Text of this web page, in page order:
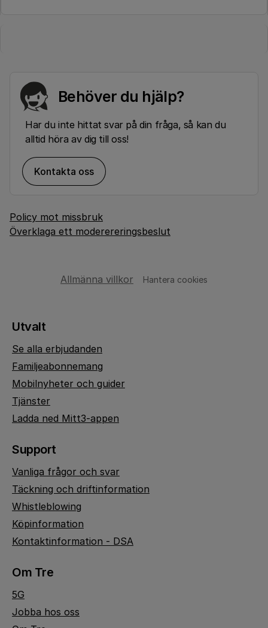
Behöver du hjälp?
Har du inte hittat svar på din fråga, så kan du
alltid höra av dig till oss!
Kontakta oss
Policy mot missbruk
Överklaga ett moderereringsbeslut
Allmänna villkor Hantera cookies
Utvalt
Se alla erbjudanden
Familjeabonnemang
Mobilnyheter och guider
Tjänster
Ladda ned Mitt3-appen
Support
Vanliga frågor och svar
Täckning och driftinformation
Whistleblowing
Köpinformation
Kontaktinformation - DSA
Om Tre
5G
Jobba hos oss